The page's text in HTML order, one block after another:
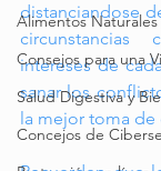
Alimentos
Consejos para una
Salud Digestiva y
Concejos de
distanciandose
intereses de
sanar los
la mejor toma de